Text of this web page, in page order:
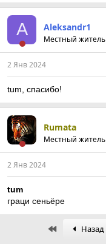
к
ц
и
и
:
A Aleksandr1
Местный житель
2 Янв 2024
tum, спасибо!
Rumata
Местный житель
2 Янв 2024
tum
граци сеньёре
First Назад